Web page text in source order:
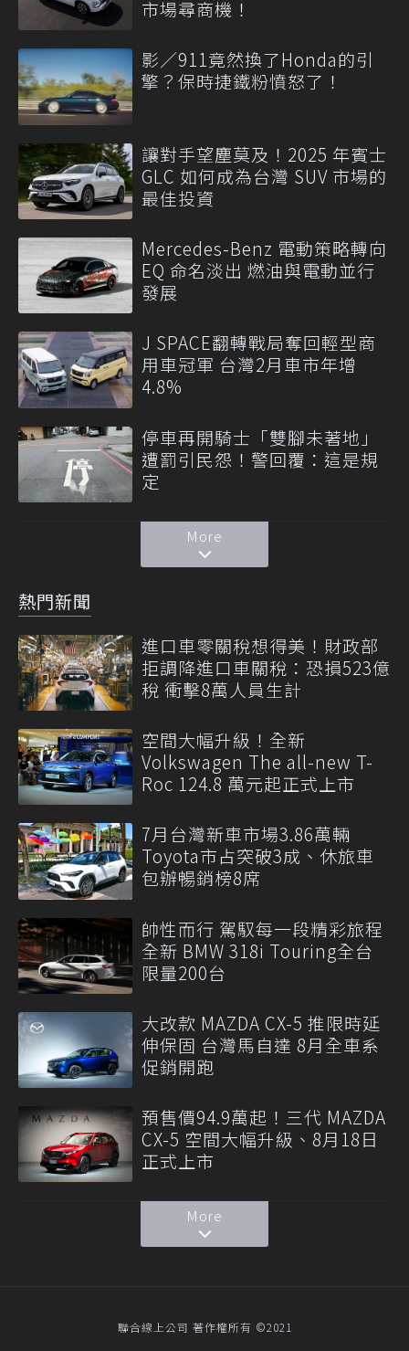
市場尋商機！
影／911竟然換了Honda的引
擎？保時捷鐵粉憤怒了！
讓對手望塵莫及！2025 年賓士
GLC 如何成為台灣 SUV 市場的
最佳投資
Mercedes-Benz 電動策略轉向
EQ 命名淡出 燃油與電動並行
發展
J SPACE翻轉戰局奪回輕型商
用車冠軍 台灣2月車市年增
4.8%
停車再開騎士「雙腳未著地」
遭罰引民怨！警回覆：這是規
定
More
熱門新聞
進口車零關稅想得美！財政部
拒調降進口車關稅：恐損523億
稅 衝擊8萬人員生計
空間大幅升級！全新
Volkswagen The all-new T-
Roc 124.8 萬元起正式上市
7月台灣新車市場3.86萬輛
Toyota市占突破3成、休旅車
包辦暢銷榜8席
帥性而行 駕馭每一段精彩旅程
全新 BMW 318i Touring全台
限量200台
大改款 MAZDA CX-5 推限時延
伸保固 台灣馬自達 8月全車系
促銷開跑
預售價94.9萬起！三代 MAZDA
CX-5 空間大幅升級、8月18日
正式上市
More
聯合線上公司 著作權所有 ©2021